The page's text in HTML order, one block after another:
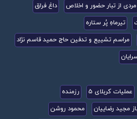
مردی از تبار حضور و اخلاص
داغ فراق
تیرماهِ پُر ستاره
مراسم تشییع و تدفین حاج حمید قاسم نژاد
عملیات کربلای 5
رزمنده
مجید رضاییان
محمود روشن